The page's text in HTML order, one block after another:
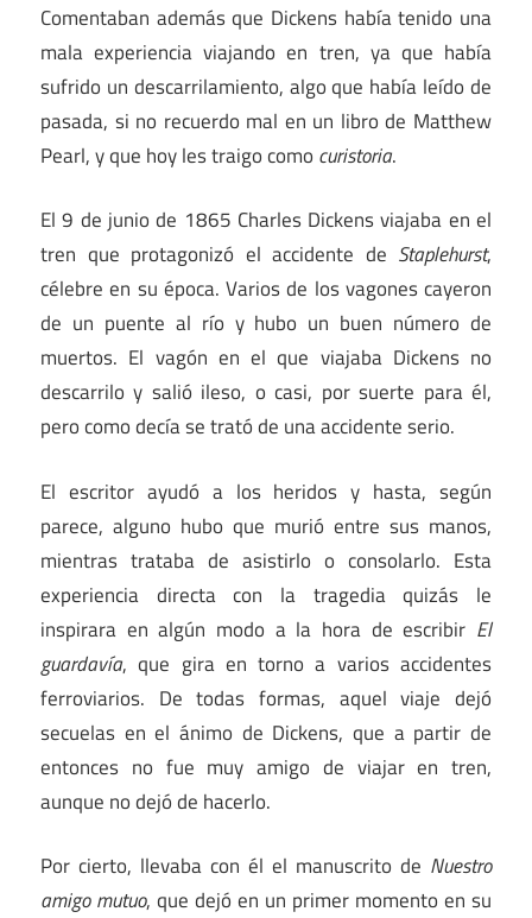
Comentaban además que Dickens había tenido una
mala experiencia viajando en tren, ya que había
sufrido un descarrilamiento, algo que había leído de
pasada, si no recuerdo mal en un libro de Matthew
Pearl, y que hoy les traigo como curistoria.
El 9 de junio de 1865 Charles Dickens viajaba en el
tren que protagonizó el accidente de Staplehurst,
célebre en su época. Varios de los vagones cayeron
de un puente al río y hubo un buen número de
muertos. El vagón en el que viajaba Dickens no
descarrilo y salió ileso, o casi, por suerte para él,
pero como decía se trató de una accidente serio.
El escritor ayudó a los heridos y hasta, según
parece, alguno hubo que murió entre sus manos,
mientras trataba de asistirlo o consolarlo. Esta
experiencia directa con la tragedia quizás le
inspirara en algún modo a la hora de escribir El
guardavía, que gira en torno a varios accidentes
ferroviarios. De todas formas, aquel viaje dejó
secuelas en el ánimo de Dickens, que a partir de
entonces no fue muy amigo de viajar en tren,
aunque no dejó de hacerlo.
Por cierto, llevaba con él el manuscrito de Nuestro
amigo mutuo, que dejó en un primer momento en su